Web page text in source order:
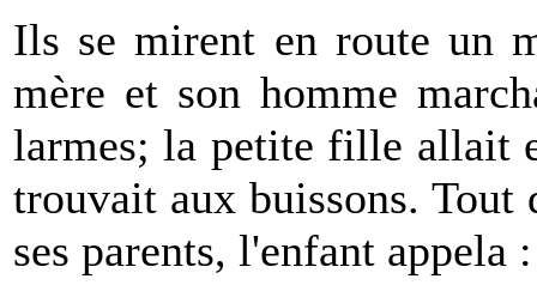
Ils se mirent en route un
mère et son homme
larmes; la petite fille allait
trouvait aux buissons. Tout
ses parents, l'enfant appela :